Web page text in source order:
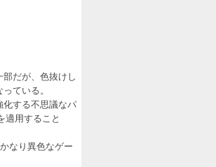
だが、色抜けし
ている。
する不思議なパ
適用すること
なり異色なゲー